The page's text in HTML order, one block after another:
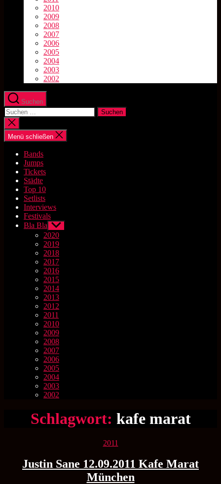
2010
2009
2008
2007
2006
2005
2004
2003
2002
Suchen
Suchen
nach:
Suche
schließen
Menü schließen
Bands
Jumps
Tickets
Städte
Top 10
Setlists
Interviews
Festivals
Bla Bla Untermenü
anzeigen
2020
2019
2018
2017
2016
2015
2014
2013
2012
2011
2010
2009
2008
2007
2006
2005
2004
2003
2002
Schlagwort: kafe marat
Kategorien
2011
Justin Sane 12.09.2011 Kafe Marat
München